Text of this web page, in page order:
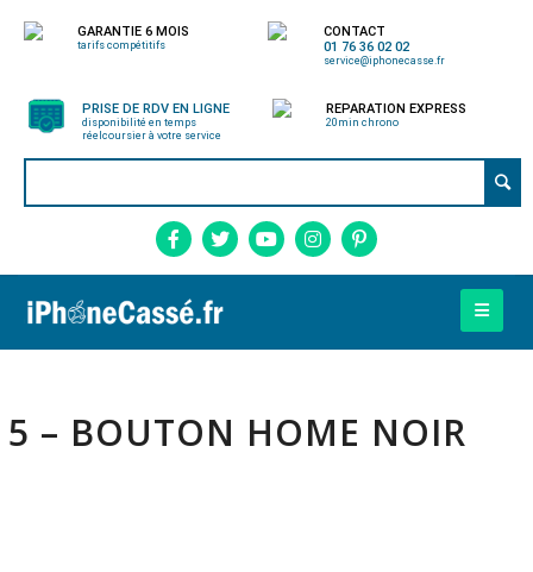
GARANTIE 6 MOIS
tarifs compétitifs
CONTACT
01 76 36 02 02
service@iphonecasse.fr
PRISE DE RDV EN LIGNE
disponibilité en temps
réelcoursier à votre service
REPARATION EXPRESS
20min chrono
5 – BOUTON HOME NOIR